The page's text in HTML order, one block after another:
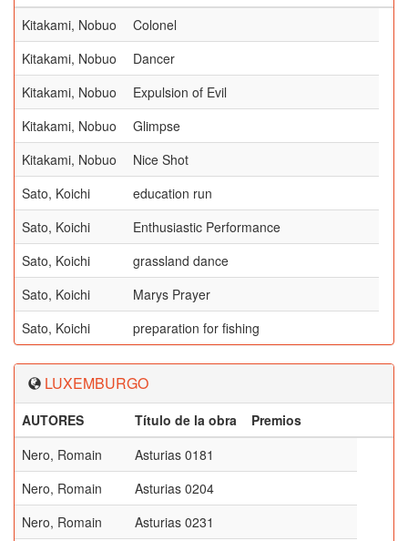
Kitakami, Nobuo
Colonel
Kitakami, Nobuo
Dancer
Kitakami, Nobuo
Expulsion of Evil
Kitakami, Nobuo
Glimpse
Kitakami, Nobuo
Nice Shot
Sato, Koichi
education run
Sato, Koichi
Enthusiastic Performance
Sato, Koichi
grassland dance
Sato, Koichi
Marys Prayer
Sato, Koichi
preparation for fishing
LUXEMBURGO
AUTORES Título de la obra
Premios
Nero, Romain
Asturias 0181
Nero, Romain
Asturias 0204
Nero, Romain
Asturias 0231